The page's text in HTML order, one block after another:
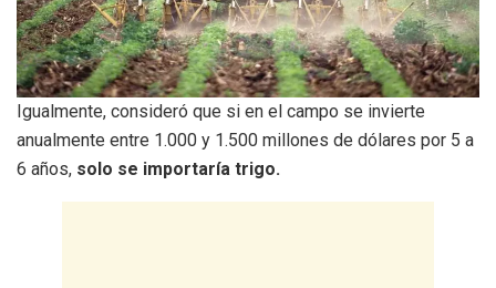
Igualmente, consideró que si en el campo se invierte
anualmente entre 1.000 y 1.500 millones de dólares por 5 a
6 años, solo se importaría trigo.